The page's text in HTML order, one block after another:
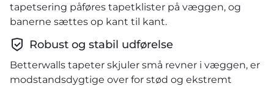
tapetsering påføres tapetklister på væggen, og
banerne sættes op kant til kant.
Robust og stabil udførelse
Betterwalls tapeter skjuler små revner i væggen, er
modstandsdygtige over for stød og ekstremt